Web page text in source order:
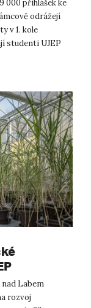
000 přihlášek ke
odrážejí
v 1. kole
studenti UJEP
Labem
rozvoj